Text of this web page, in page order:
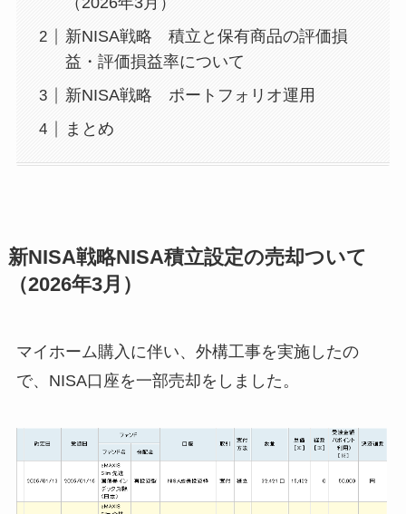
新NISA戦略 積立と保有商品の評価損
益・評価損益率について
新NISA戦略 ポートフォリオ運用
まとめ
新NISA戦略NISA積立設定の売却ついて
（2026年3月）
マイホーム購入に伴い、外構工事を実施したの
で、NISA口座を一部売却をしました。